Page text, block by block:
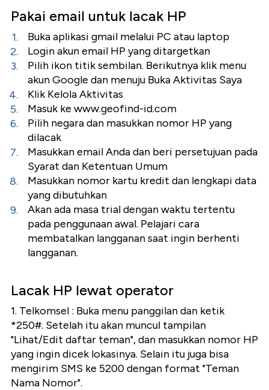
Pakai email untuk lacak HP
Buka aplikasi gmail melalui PC atau laptop
Login akun email HP yang ditargetkan
Pilih ikon titik sembilan. Berikutnya klik menu
akun Google dan menuju Buka Aktivitas Saya
Klik Kelola Aktivitas
Masuk ke www.geofind-id.com
Pilih negara dan masukkan nomor HP yang
dilacak
Masukkan email Anda dan beri persetujuan pada
Syarat dan Ketentuan Umum
Masukkan nomor kartu kredit dan lengkapi data
yang dibutuhkan
Akan ada masa trial dengan waktu tertentu
pada penggunaan awal. Pelajari cara
membatalkan langganan saat ingin berhenti
langganan.
Lacak HP lewat operator
1. Telkomsel : Buka menu panggilan dan ketik
*250#. Setelah itu akan muncul tampilan
"Lihat/Edit daftar teman", dan masukkan nomor HP
yang ingin dicek lokasinya. Selain itu juga bisa
mengirim SMS ke 5200 dengan format "Teman
Nama Nomor".